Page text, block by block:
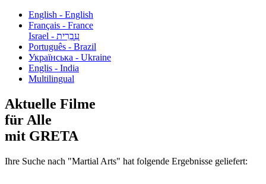
English - English
Français - France
עִבְרִית - Israel
Português - Brazil
Українська - Ukraine
Englis - India
Multilingual
Aktuelle Filme
für Alle
mit GRETA
Ihre Suche nach "Martial Arts" hat folgende Ergebnisse geliefert: